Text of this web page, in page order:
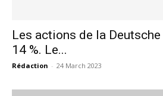
Les actions de la
14 %. Le...
Rédaction - 24 March 2023